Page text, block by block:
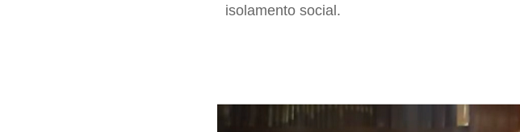
isolamento social.